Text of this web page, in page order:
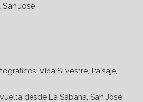
José
Vida Silvestre, Paisaje,
desde La Sabana, San José